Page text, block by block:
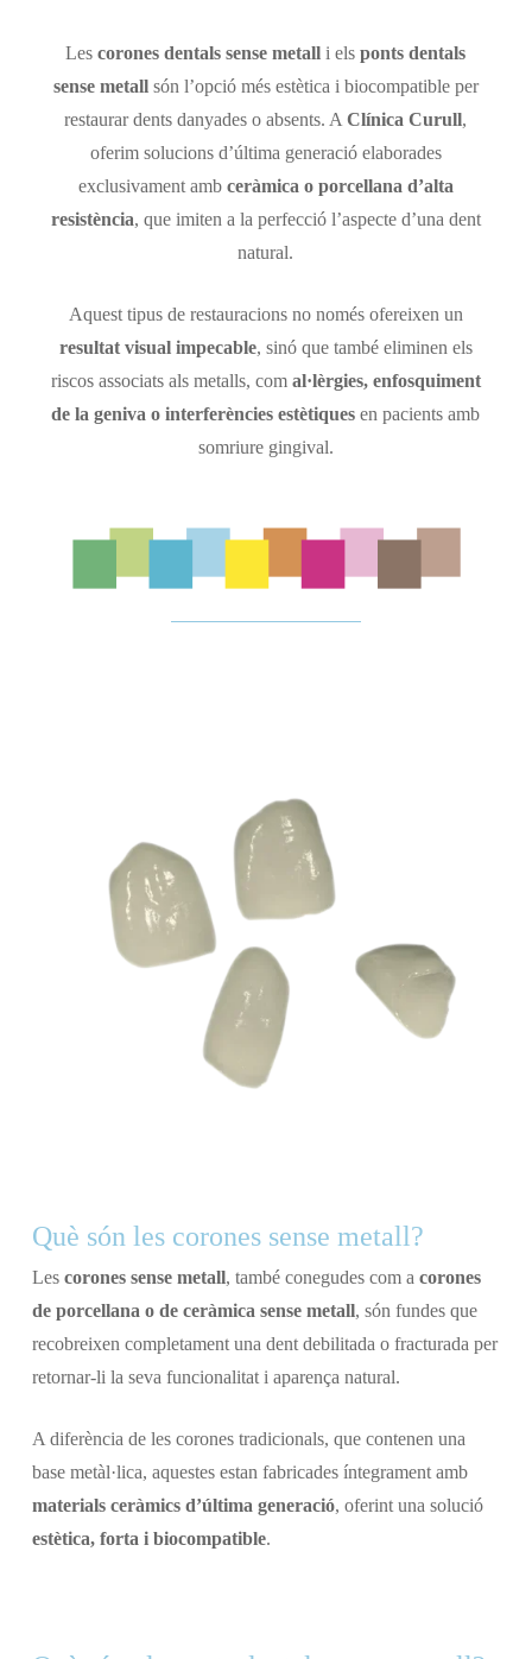
Lescorones dentals sense metall i elsponts dentals
sense metallsón l’opció més estètica i biocompatible per
restaurar dents danyades o absents. AClínica Curull,
oferim solucions d’última generació elaborades
exclusivament amb ceràmica o porcellana d’alta
resistència, que imiten a la perfecció l’aspecte d’una dent
natural.
Aquest tipus de restauracions no només ofereixen un
resultat visual impecable, sinó que també eliminen els
riscos associats als metalls, com al·lèrgies, enfosquiment
de la geniva o interferències estètiques en pacients amb
somriure gingival.
Què són les corones sense metall?
Lescorones sense metall, també conegudes com acorones
de porcellana o de ceràmica sense metall, són fundes que
recobreixen completament una dent debilitada o fracturada per
retornar-li la seva funcionalitat i aparença natural.
A diferència de les corones tradicionals, que contenen una
base metàl·lica, aquestes estan fabricades íntegrament amb
materials ceràmics d’última generació, oferint una solució
estètica, forta i biocompatible.